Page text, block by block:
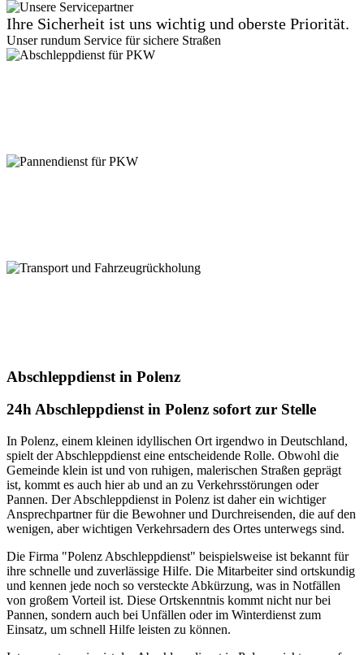
Ihre Sicherheit ist uns wichtig und oberste Priorität.
Unser rundum Service für sichere Straßen
Abschleppdienst in Polenz
24h Abschleppdienst in Polenz sofort zur Stelle
In Polenz, einem kleinen idyllischen Ort irgendwo in Deutschland,
spielt der Abschleppdienst eine entscheidende Rolle. Obwohl die
Gemeinde klein ist und von ruhigen, malerischen Straßen geprägt
ist, kommt es auch hier ab und an zu Verkehrsstörungen oder
Pannen. Der Abschleppdienst in Polenz ist daher ein wichtiger
Ansprechpartner für die Bewohner und Durchreisenden, die auf den
wenigen, aber wichtigen Verkehrsadern des Ortes unterwegs sind.
Die Firma "Polenz Abschleppdienst" beispielsweise ist bekannt für
ihre schnelle und zuverlässige Hilfe. Die Mitarbeiter sind ortskundig
und kennen jede noch so versteckte Abkürzung, was in Notfällen
von großem Vorteil ist. Diese Ortskenntnis kommt nicht nur bei
Pannen, sondern auch bei Unfällen oder im Winterdienst zum
Einsatz, um schnell Hilfe leisten zu können.